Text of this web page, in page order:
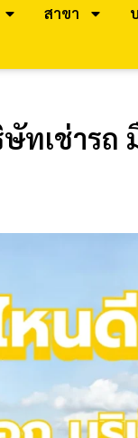
สาขา
ษัทเช่ารถ